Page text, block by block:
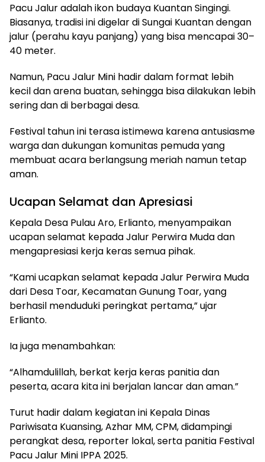
Pacu Jalur adalah ikon budaya Kuantan Singingi.
Biasanya, tradisi ini digelar di Sungai Kuantan dengan
jalur (perahu kayu panjang) yang bisa mencapai 30–
40 meter.
Namun, Pacu Jalur Mini hadir dalam format lebih
kecil dan arena buatan, sehingga bisa dilakukan lebih
sering dan di berbagai desa.
Festival tahun ini terasa istimewa karena antusiasme
warga dan dukungan komunitas pemuda yang
membuat acara berlangsung meriah namun tetap
aman.
Ucapan Selamat dan Apresiasi
Kepala Desa Pulau Aro, Erlianto, menyampaikan
ucapan selamat kepada Jalur Perwira Muda dan
mengapresiasi kerja keras semua pihak.
“Kami ucapkan selamat kepada Jalur Perwira Muda
dari Desa Toar, Kecamatan Gunung Toar, yang
berhasil menduduki peringkat pertama,” ujar
Erlianto.
Ia juga menambahkan:
“Alhamdulillah, berkat kerja keras panitia dan
peserta, acara kita ini berjalan lancar dan aman.”
Turut hadir dalam kegiatan ini Kepala Dinas
Pariwisata Kuansing, Azhar MM, CPM, didampingi
perangkat desa, reporter lokal, serta panitia Festival
Pacu Jalur Mini IPPA 2025.